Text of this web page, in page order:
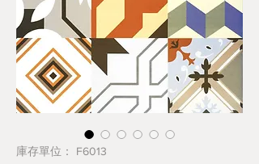
庫存單位： F6013